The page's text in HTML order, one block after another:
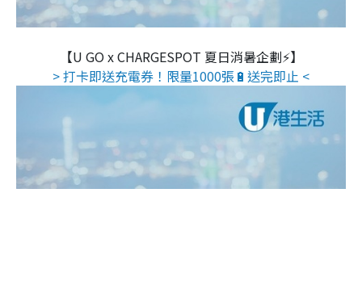
【U GO x CHARGESPOT 夏日消暑企劃⚡】
> 打卡即送充電券！限量1000張🔋送完即止 <